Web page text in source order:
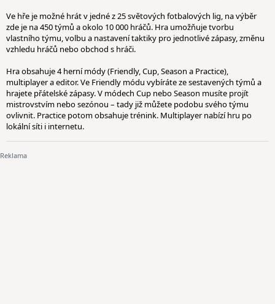
Ve hře je možné hrát v jedné z 25 světových fotbalových lig, na výběr
zde je na 450 týmů a okolo 10 000 hráčů. Hra umožňuje tvorbu
vlastního týmu, volbu a nastavení taktiky pro jednotlivé zápasy, změnu
vzhledu hráčů nebo obchod s hráči.
Hra obsahuje 4 herní módy (Friendly, Cup, Season a Practice),
multiplayer a editor. Ve Friendly módu vybíráte ze sestavených týmů a
hrajete přátelské zápasy. V módech Cup nebo Season musíte projít
mistrovstvím nebo sezónou – tady již můžete podobu svého týmu
ovlivnit. Practice potom obsahuje trénink. Multiplayer nabízí hru po
lokální síti i internetu.